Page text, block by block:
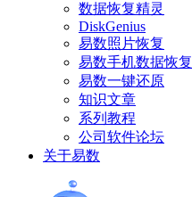
数据恢复精灵
DiskGenius
易数照片恢复
易数手机数据恢复
易数一键还原
知识文章
系列教程
公司软件论坛
关于易数